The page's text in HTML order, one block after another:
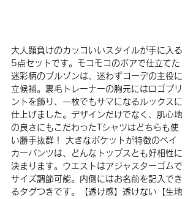
大人顔負けのカッコいいスタイルが手に入る
5点セットです。モコモコのボアで仕立てた
迷彩柄のブルゾンは、迷わずコーデの主役に
立候補。裏毛トレーナーの胸元にはロゴプリ
ントを飾り、一枚でもサマになるルックスに
仕上げました。デザインだけでなく、肌心地
の良さにもこだわったTシャツはどちらも使
い勝手抜群！ 大きなポケットが特徴のベイ
カーパンツは、どんなトップスとも好相性に
決まります。ウエストはアジャスターゴムで
サイズ調節可能。内側にはお名前を記入でき
るタグつきです。【透け感】透けない【生地